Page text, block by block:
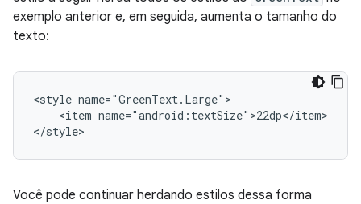
exemplo anterior e, em seguida, aumenta o tamanho do
texto:
<style
<item name="android:textSize">22dp</item>
</style>
Você pode continuar herdando estilos dessa forma